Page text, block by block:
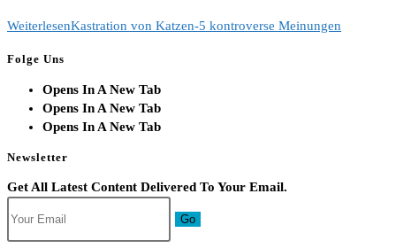
WeiterlesenKastration von Katzen-5 kontroverse Meinungen
Folge Uns
Opens In A New Tab
Opens In A New Tab
Opens In A New Tab
Newsletter
Get All Latest Content Delivered To Your Email.
Go